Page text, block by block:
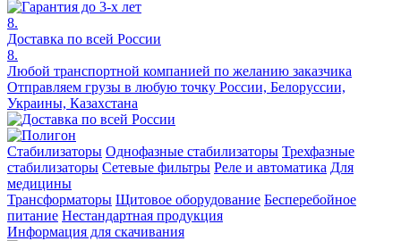
8.
Доставка по всей России
8.
Любой транспортной компанией по желанию заказчика
Отправляем грузы в любую точку России, Белоруссии,
Украины, Казахстана
Стабилизаторы Однофазные стабилизаторы Трехфазные
стабилизаторы Сетевые фильтры Реле и автоматика Для
медицины
Трансформаторы Щитовое оборудование Бесперебойное
питание Нестандартная продукция
Информация для скачивания